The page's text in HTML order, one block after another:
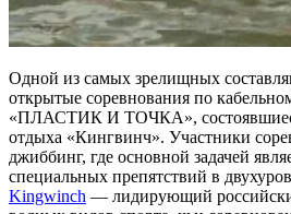
Одной из самых зрелищных
открытые соревнования по
«ПЛАСТИК И ТОЧКА»,
отдыха «Кингвинч». Участники
джиббинг, где основной задачей
специальных препятствий в
Kingwinch — лидирующий